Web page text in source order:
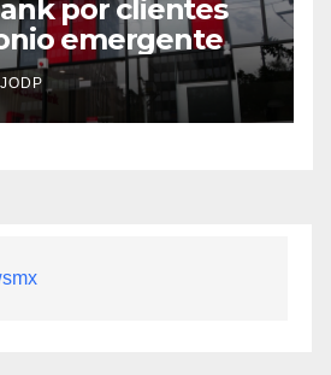
por clientes
emergente
JODP